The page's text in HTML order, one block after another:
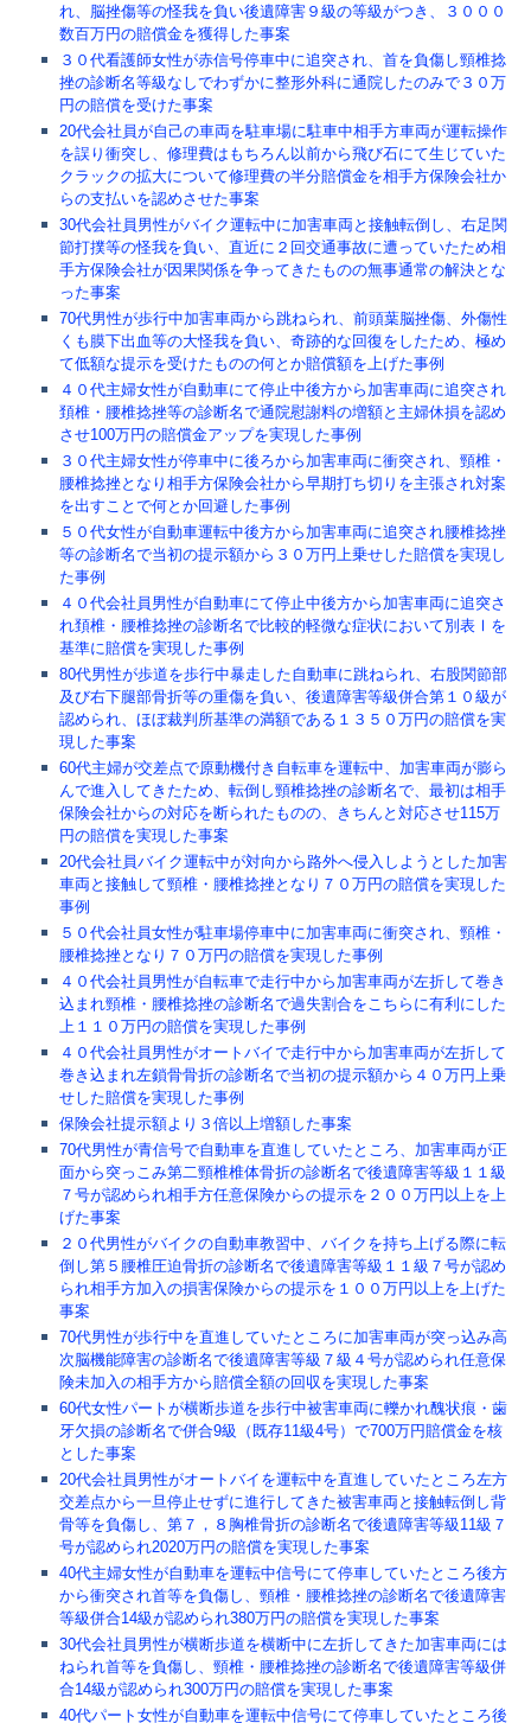
れ、脳挫傷等の怪我を負い後遺障害９級の等級がつき、３０００
数百万円の賠償金を獲得した事案
３０代看護師女性が赤信号停車中に追突され、首を負傷し頸椎捻
挫の診断名等級なしでわずかに整形外科に通院したのみで３０万
円の賠償を受けた事案
20代会社員が自己の車両を駐車場に駐車中相手方車両が運転操作
を誤り衝突し、修理費はもちろん以前から飛び石にて生じていた
クラックの拡大について修理費の半分賠償金を相手方保険会社か
らの支払いを認めさせた事案
30代会社員男性がバイク運転中に加害車両と接触転倒し、右足関
節打撲等の怪我を負い、直近に２回交通事故に遭っていたため相
手方保険会社が因果関係を争ってきたものの無事通常の解決とな
った事案
70代男性が歩行中加害車両から跳ねられ、前頭葉脳挫傷、外傷性
くも膜下出血等の大怪我を負い、奇跡的な回復をしたため、極め
て低額な提示を受けたものの何とか賠償額を上げた事例
４０代主婦女性が自動車にて停止中後方から加害車両に追突され
頚椎・腰椎捻挫等の診断名で通院慰謝料の増額と主婦休損を認め
させ100万円の賠償金アップを実現した事例
３０代主婦女性が停車中に後ろから加害車両に衝突され、頸椎・
腰椎捻挫となり相手方保険会社から早期打ち切りを主張され対案
を出すことで何とか回避した事例
５０代女性が自動車運転中後方から加害車両に追突され腰椎捻挫
等の診断名で当初の提示額から３０万円上乗せした賠償を実現し
た事例
４０代会社員男性が自動車にて停止中後方から加害車両に追突さ
れ頚椎・腰椎捻挫の診断名で比較的軽微な症状において別表Ⅰを
基準に賠償を実現した事例
80代男性が歩道を歩行中暴走した自動車に跳ねられ、右股関節部
及び右下腿部骨折等の重傷を負い、後遺障害等級併合第１０級が
認められ、ほぼ裁判所基準の満額である１３５０万円の賠償を実
現した事案
60代主婦が交差点で原動機付き自転車を運転中、加害車両が膨ら
んで進入してきたため、転倒し頸椎捻挫の診断名で、最初は相手
保険会社からの対応を断られたものの、きちんと対応させ115万
円の賠償を実現した事案
20代会社員バイク運転中が対向から路外へ侵入しようとした加害
車両と接触して頸椎・腰椎捻挫となり７０万円の賠償を実現した
事例
５０代会社員女性が駐車場停車中に加害車両に衝突され、頸椎・
腰椎捻挫となり７０万円の賠償を実現した事例
４０代会社員男性が自転車で走行中から加害車両が左折して巻き
込まれ頸椎・腰椎捻挫の診断名で過失割合をこちらに有利にした
上１１０万円の賠償を実現した事例
４０代会社員男性がオートバイで走行中から加害車両が左折して
巻き込まれ左鎖骨骨折の診断名で当初の提示額から４０万円上乗
せした賠償を実現した事例
保険会社提示額より３倍以上増額した事案
70代男性が青信号で自動車を直進していたところ、加害車両が正
面から突っこみ第二頸椎椎体骨折の診断名で後遺障害等級１１級
７号が認められ相手方任意保険からの提示を２００万円以上を上
げた事案
２０代男性がバイクの自動車教習中、バイクを持ち上げる際に転
倒し第５腰椎圧迫骨折の診断名で後遺障害等級１１級７号が認め
られ相手方加入の損害保険からの提示を１００万円以上を上げた
事案
70代男性が歩行中を直進していたところに加害車両が突っ込み高
次脳機能障害の診断名で後遺障害等級７級４号が認められ任意保
険未加入の相手方から賠償全額の回収を実現した事案
60代女性パートが横断歩道を歩行中被害車両に轢かれ醜状痕・歯
牙欠損の診断名で併合9級（既存11級4号）で700万円賠償金を核
とした事案
20代会社員男性がオートバイを運転中を直進していたところ左方
交差点から一旦停止せずに進行してきた被害車両と接触転倒し背
骨等を負傷し、第７，８胸椎骨折の診断名で後遺障害等級11級７
号が認められ2020万円の賠償を実現した事案
40代主婦女性が自動車を運転中信号にて停車していたところ後方
から衝突され首等を負傷し、頸椎・腰椎捻挫の診断名で後遺障害
等級併合14級が認められ380万円の賠償を実現した事案
30代会社員男性が横断歩道を横断中に左折してきた加害車両には
ねられ首等を負傷し、頸椎・腰椎捻挫の診断名で後遺障害等級併
合14級が認められ300万円の賠償を実現した事案
40代パート女性が自動車を運転中信号にて停車していたところ後